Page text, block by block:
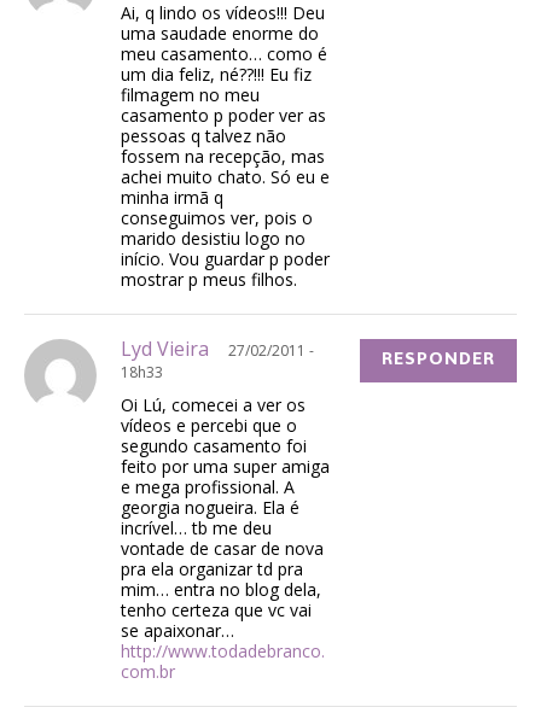
Ai, q lindo os vídeos!!! Deu
uma saudade enorme do
meu casamento… como é
um dia feliz, né??!!! Eu fiz
filmagem no meu
casamento p poder ver as
pessoas q talvez não
fossem na recepção, mas
achei muito chato. Só eu e
minha irmã q
conseguimos ver, pois o
marido desistiu logo no
início. Vou guardar p poder
mostrar p meus filhos.
Lyd Vieira
27/02/2011 -
18h33
Oi Lú, comecei a ver os
vídeos e percebi que o
segundo casamento foi
feito por uma super amiga
e mega profissional. A
georgia nogueira. Ela é
incrível… tb me deu
vontade de casar de nova
pra ela organizar td pra
mim… entra no blog dela,
tenho certeza que vc vai
se apaixonar…
http://www.todadebranco.
com.br
RESPONDER